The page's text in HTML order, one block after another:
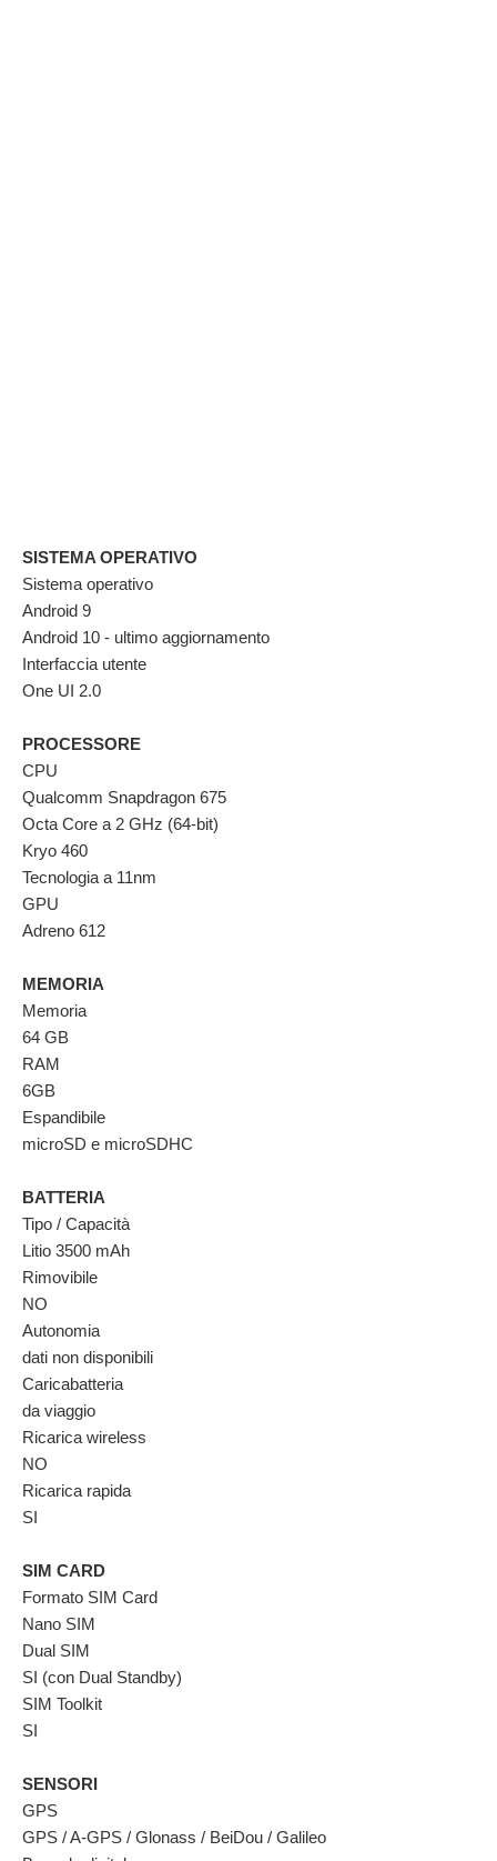
SISTEMA OPERATIVO
Sistema operativo
Android 9
Android 10 - ultimo aggiornamento
Interfaccia utente
One UI 2.0
PROCESSORE
CPU
Qualcomm Snapdragon 675
Octa Core a 2 GHz (64-bit)
Kryo 460
Tecnologia a 11nm
GPU
Adreno 612
MEMORIA
Memoria
64 GB
RAM
6GB
Espandibile
microSD e microSDHC
BATTERIA
Tipo / Capacità
Litio 3500 mAh
Rimovibile
NO
Autonomia
dati non disponibili
Caricabatteria
da viaggio
Ricarica wireless
NO
Ricarica rapida
SI
SIM CARD
Formato SIM Card
Nano SIM
Dual SIM
SI (con Dual Standby)
SIM Toolkit
SI
SENSORI
GPS
GPS / A-GPS / Glonass / BeiDou / Galileo